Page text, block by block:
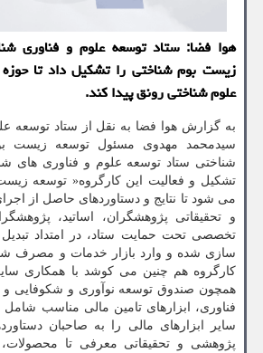
هوا فضا: ستاد توسعه علوم و فناوری
زیست بوم شناختی را تشکیل داد تا
علوم شناختی رونق پیدا کند.
به گزارش هوا فضا به نقل از ستاد توسعه
سیدمحمد مهدوی مسئول توسعه زیست
شناختی ستاد توسعه علوم و فناوری های
تشکیل و فعالیت این کارگروه« توسعه
می شود تا نتایج و دستاوردهای حاصل از
و تحقیقاتی پژوهشگران، اساتید،
تخصصی تحت حمایت ستاد، در امتداد
سازی شده و وارد بازار خدمات و مصرف
کارگروه هم چنین می کوشد با همکاری
همچون صندوق توسعه نوآوری و شکوفایی
فناوری، ابزارهای تامین مالی مناسب شامل
سایر ابزارهای مالی را به صاحبان
پژوهشی و تحقیقاتی معرفی تا محصولات،